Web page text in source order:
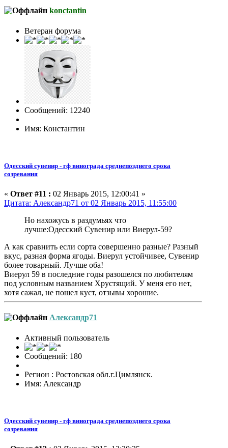
konctantin
Ветеран форума
Сообщений: 12240
Имя: Константин
Одесский сувенир - гф винограда среднепозднего срока
созревания
« Ответ #11 : 02 Январь 2015, 12:00:41 »
Цитата: Александр71 от 02 Январь 2015, 11:55:00
Но нахожусь в раздумьях что
лучше:Одесский Сувенир или Виерул-59?
А как сравнить если сорта совершенно разные? Разный
вкус, разная форма ягоды. Виерул устойчивее, Сувенир
более товарный. Лучше оба!
Виерул 59 в последние годы разошелся по любителям
под условным названием Хрустящий. У меня его нет,
хотя сажал, не пошел куст, отзывы хорошие.
Александр71
Активный пользователь
Сообщений: 180
Регион : Ростовская обл.г.Цимлянск.
Имя: Александр
Одесский сувенир - гф винограда среднепозднего срока
созревания